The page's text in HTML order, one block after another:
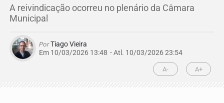
A reivindicação ocorreu no plenário da Câmara
Municipal
PorTiago Vieira
Em 10/03/2026 13:48 - Atl. 10/03/2026 23:54
A- A+